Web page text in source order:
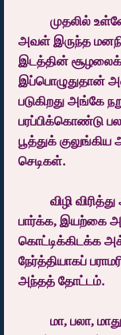
அவள் இருந்த
இடத்தின்
இப்பொழுதுதான்
படுகிறது அங்கே
பரப்பிக்கொண்டு
பூத்துக்
செடிகள்.
பார்க்க, இயற்கை
கொட்டிக்கிடக்க
நேர்த்தியாகப்
அந்தத் தோட்டம்.